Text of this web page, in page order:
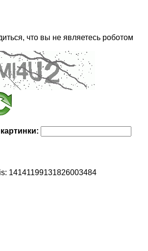
что вы не являетесь роботом
14141199131826003484